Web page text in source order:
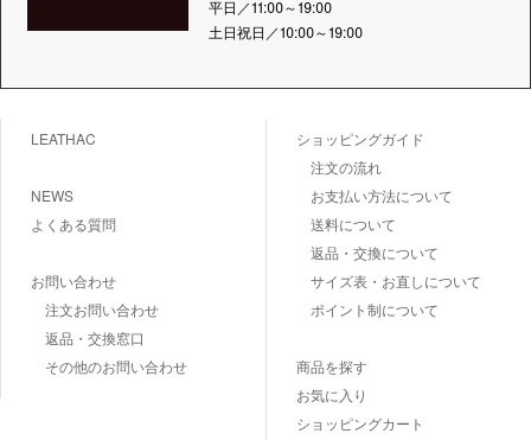
平日／11:00～19:00
土日祝日／10:00～19:00
LEATHAC
NEWS
よくある質問
お問い合わせ
注文お問い合わせ
返品・交換窓口
その他のお問い合わせ
ショッピングガイド
注文の流れ
お支払い方法について
送料について
返品・交換について
サイズ表・お直しについて
ポイント制について
商品を探す
お気に入り
ショッピングカート